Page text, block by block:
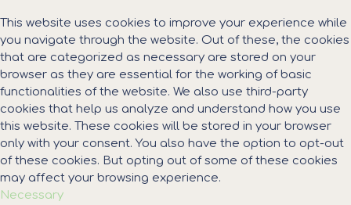
This website uses cookies to improve your experience while
you navigate through the website. Out of these, the cookies
that are categorized as necessary are stored on your
browser as they are essential for the working of basic
functionalities of the website. We also use third-party
cookies that help us analyze and understand how you use
this website. These cookies will be stored in your browser
only with your consent. You also have the option to opt-out
of these cookies. But opting out of some of these cookies
may affect your browsing experience.
Necessary